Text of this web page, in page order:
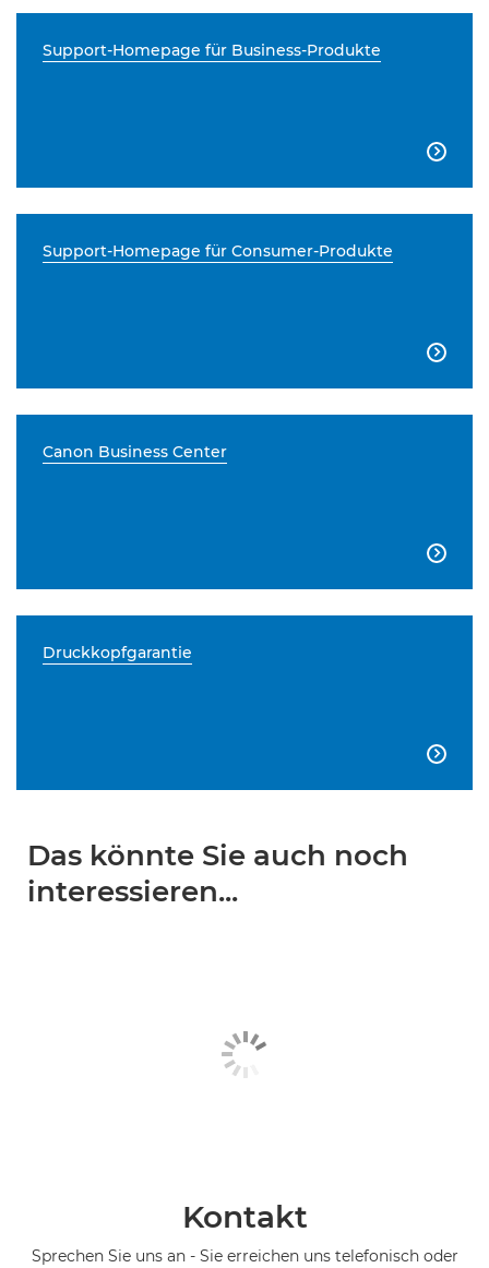
Support-Homepage für Business-Produkte

Support-Homepage für Consumer-Produkte

Canon Business Center

Druckkopfgarantie

Das könnte Sie auch noch
interessieren...
Kontakt
Sprechen Sie uns an - Sie erreichen uns telefonisch oder